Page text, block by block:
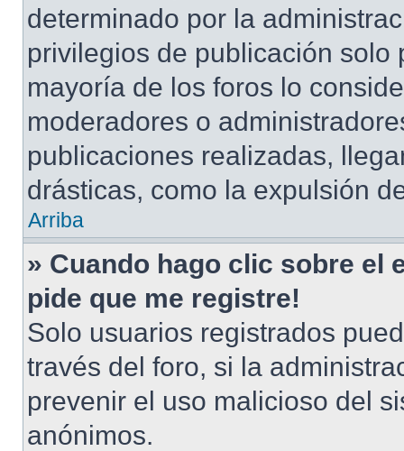
determinado por la
privilegios de publicación solo
mayoría de los foros lo
moderadores o
publicaciones realizadas,
drásticas, como la expulsión
Arriba
» Cuando hago clic sobre el
pide que me registre!
Solo usuarios registrados
través del foro, si la
prevenir el uso malicioso del
anónimos.